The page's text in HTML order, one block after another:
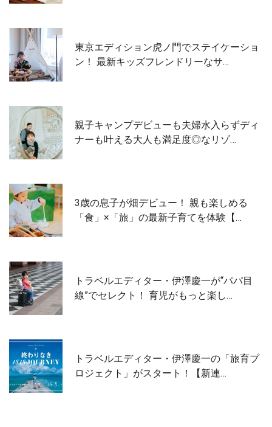
東京エディション虎ノ門でステイケーショ
ン！ 最新キッズフレンドリーなサ…
親子キャンプデビューも夫婦水入らずディ
ナーも叶える大人も満足度◎なリゾ…
3歳の息子が畑デビュー！ 親も楽しめる
「食」×「旅」の最新子育てを体験【…
トラベルエディター・伊澤慶一が“パパ目
線”でセレクト！ 育児がもっと楽し…
トラベルエディター・伊澤慶一の「旅育プ
ロジェクト」がスタート！【新連…